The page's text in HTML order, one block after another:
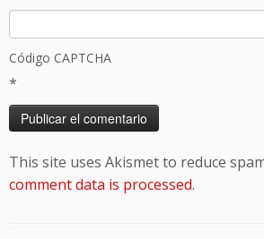
Código CAPTCHA
*
This site uses Akismet to reduce
comment data is processed.